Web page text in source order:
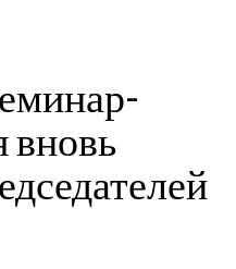
вновь